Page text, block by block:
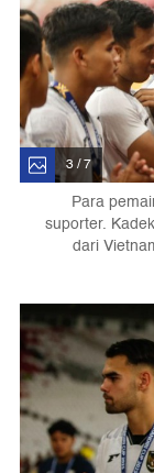
3 / 7
Para
suporter.
dari